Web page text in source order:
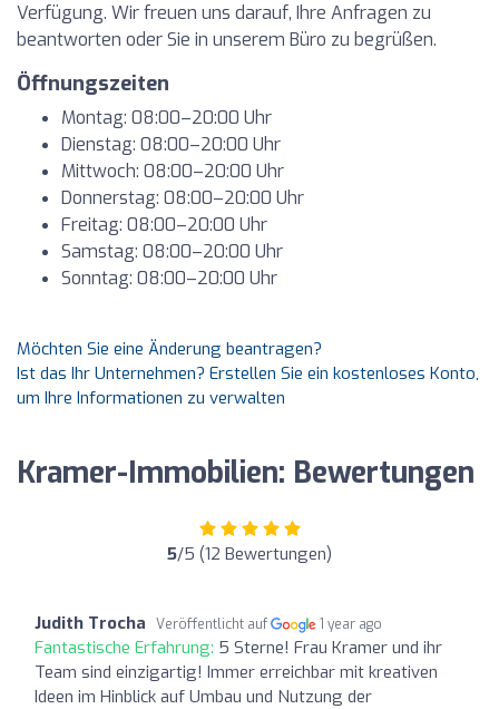
Verfügung. Wir freuen uns darauf, Ihre Anfragen zu
beantworten oder Sie in unserem Büro zu begrüßen.
Öffnungszeiten
Montag: 08:00–20:00 Uhr
Dienstag: 08:00–20:00 Uhr
Mittwoch: 08:00–20:00 Uhr
Donnerstag: 08:00–20:00 Uhr
Freitag: 08:00–20:00 Uhr
Samstag: 08:00–20:00 Uhr
Sonntag: 08:00–20:00 Uhr
Möchten Sie eine Änderung beantragen?
Ist das Ihr Unternehmen? Erstellen Sie ein kostenloses Konto,
um Ihre Informationen zu verwalten
Kramer-Immobilien: Bewertungen
5/5 (12 Bewertungen)
Judith Trocha Veröffentlicht auf 1 year ago
Fantastische Erfahrung: 5 Sterne! Frau Kramer und ihr
Team sind einzigartig! Immer erreichbar mit kreativen
Ideen im Hinblick auf Umbau und Nutzung der